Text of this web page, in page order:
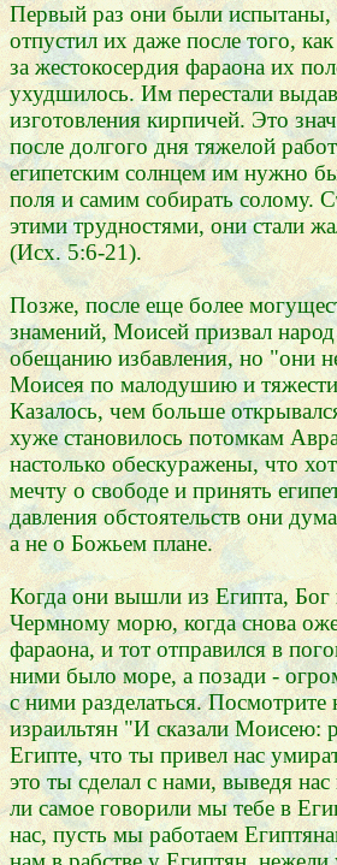
Первый раз они были испытаны,
отпустил их даже после того,
за жестокосердия фараона их
ухудшилось. Им перестали
изготовления кирпичей. Это
после долгого дня тяжелой
египетским солнцем им нужно
поля и самим собирать солому.
этими трудностями, они стали
(Исх. 5:6-21).
Позже, после еще более
знамений, Моисей призвал
обещанию избавления, но "они
Моисея по малодушию и
Казалось, чем больше
хуже становилось потомкам
настолько обескуражены, что
мечту о свободе и принять
давления обстоятельств они
а не о Божьем плане.
Когда они вышли из Египта, Бог
Чермному морю, когда снова
фараона, и тот отправился в
ними было море, а позади -
с ними разделаться. Посмотрите
израильтян "И сказали Моисею:
Египте, что ты привел нас
это ты сделал с нами, выведя
ли самое говорили мы тебе в
нас, пусть мы работаем